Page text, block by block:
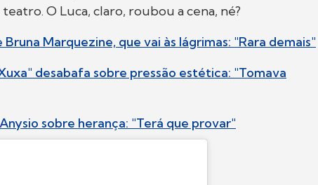
O Luca, claro, roubou a cena, né?
Marquezine, que vai às lágrimas: "Rara demais"
desabafa sobre pressão estética: "Tomava
sobre herança: "Terá que provar"